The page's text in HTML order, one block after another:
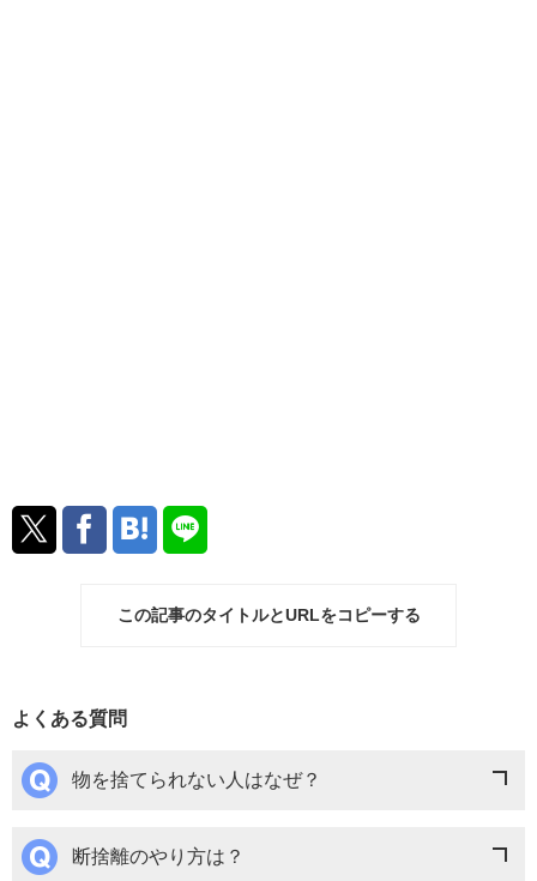
この記事のタイトルとURLをコピーする
よくある質問
物を捨てられない人はなぜ？
断捨離のやり方は？